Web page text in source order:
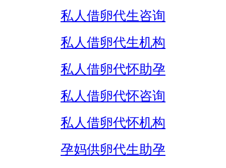
私人借卵代生咨询
私人借卵代生机构
私人借卵代怀助孕
私人借卵代怀咨询
私人借卵代怀机构
孕妈供卵代生助孕